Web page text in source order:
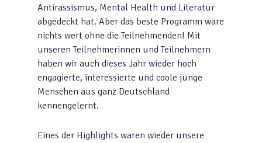
Antirassismus, Mental Health und Literatur
abgedeckt hat. Aber das beste Programm wäre
nichts wert ohne die Teilnehmenden! Mit
unseren Teilnehmerinnen und Teilnehmern
haben wir auch dieses Jahr wieder hoch
engagierte, interessierte und coole junge
Menschen aus ganz Deutschland
kennengelernt.
Eines der Highlights waren wieder unsere